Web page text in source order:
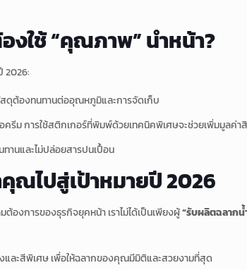
งใช้ “คุณภาพ” นำหน้า?
2026:
ดุต้องทนทานต่ออุณหภูมิและการจัดเก็บ
ม การใช้สติกเกอร์ที่พิมพ์ด้วยเทคนิคพิเศษจะช่วยเพิ่มมูลค่าสิ
านและไม่ปล่อยสารปนเปื้อน
ณไปสู่เป้าหมายปี 2026
องการของธุรกิจยุคหน้า เราไม่ได้เป็นเพียงผู้“รับผลิตฉลากน้
และสีพิเศษ เพื่อให้ฉลากของคุณมีมิติและสวยงามที่สุด